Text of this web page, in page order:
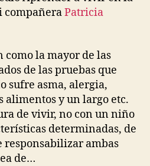
compañeraPatricia
como la mayor de las
de las pruebas que
sufre asma, alergia,
y un largo etc.
de vivir, no con un niño
determinadas, de
responsabilizar ambas
de…